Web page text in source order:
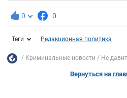
0 0
Теги Редакционная политика
Криминальные новости Не
Вернуться на